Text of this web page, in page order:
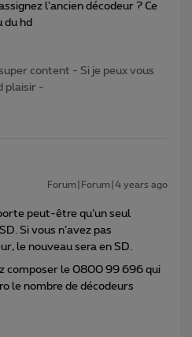
l’ancien décodeur ? Ce
du hd
content - Si je peux vous
plaisir -
Forum|Forum|4 years ago
peut-être qu’un seul
Si vous n’avez pas
le nouveau sera en SD.
composer le 0800 99 696 qui
le nombre de décodeurs